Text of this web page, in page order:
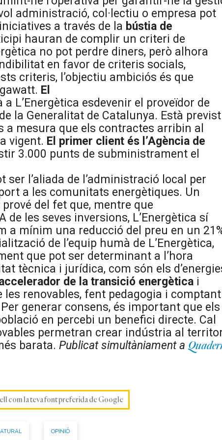
administració, col·lectiu o empresa pot
a través de la bústia de
hauran de complir un criteri de
no pot perdre diners, però alhora
en favor de criteris socials,
criteris, l’objectiu ambiciós és que
El
a L’Energètica esdevenir el proveïdor de
la Generalitat de Catalunya. Està previst
a mesura que els contractes arribin al
vigent. El primer client és l’Agència de
3.000 punts de subministrament el
ser l’aliada de l’administració local per
a les comunitats energètiques. Un
del fet que, mentre que
de les seves inversions, L’Energètica sí
a mínim una reducció del preu en un
de l’equip humà de L’Energètica,
que pot ser determinant a l’hora
tècnica i jurídica, com són els
de la transició energètica i
renovables, fent pedagogia i comptant
generar consens, és important que els
en percebi un benefici directe. Cal
permetran crear indústria al
barata. Publicat simultàniament a
com la teva font preferida de Google
OPINIÓ